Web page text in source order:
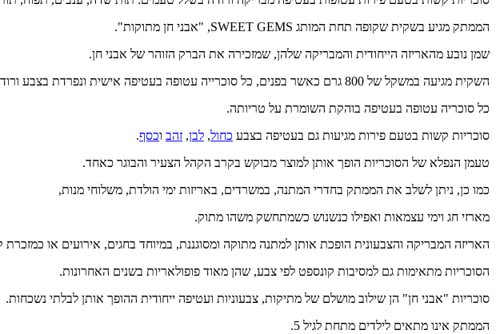
הממתק מגיע בשקית שקופה תחת המותג SWEET GEMS, "אבני חן מתוקות".
שמן נובע מהאריזה הייחודית והמבריקה שלהן, שמזכירה את הברק הזוהר של אבני חן.
השקית מגיעה במשקל של 800 גרם כאשר בפנים, כל סוכרייה עטופה בעטיפה אישית ונפרדת בצבע ורוד מבריק ומיוחד.
כל סוכריה עטופה בעטיפה בוהקת השומרת על טריותה.
סוכריות קשות בטעם פירות מגיעות גם בעטיפה בצבע כחול, לבן, זהב וכסף.
טעמן הנפלא של הסוכריות הופך אותן למוצר מבוקש בקרב הקהל הצעיר והבוגר כאחד.
כמו כן, ניתן לשלב את הממתק בחדרי המתנה, במשרדים, באריזות ימי הולדת, משלוחי מנות,
מארזי חג וימי עצמאות ואפילו כנשנוש כשמתחשק משהו מתוק.
האריזה המבריקה והצבעונית הופכת אותן למתנה מתוקה ומסוגננת, במיוחד בחגים, אירועים או
הסוכריות מתאימות גם למסיבות קונספט לפי צבע, שהן מאוד פופולאריות בשנים האחרונות.
סוכריות "אבני חן" הן שילוב מושלם של מתיקות, צבעוניות ועטיפה ייחודית ההופך אותן לבלתי נשכחות.
הממתק אינו מתאים לילדים מתחת לגיל 5.